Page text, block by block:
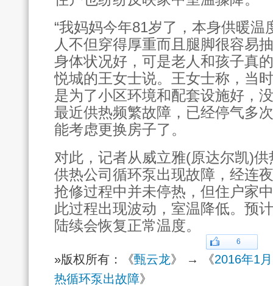
“我妈妈今年81岁了，本身供暖温
人不但穿得厚重而且腿脚很容易
身体状况好，可是老人和孩子真
悦城的王女士说。王女士称，当
是为了小区环境和配套设施好，
最近供热频繁故障，已经停气多
能考虑更换房子了。
对此，记者从威立雅(原达尔凯)
供热公司循环泵出现故障，经连
抢修过程中并未停热，但住户家
此过程出现波动，室温降低。预
陆续会恢复正常温度。
6
»版权所有：《甄云龙》 → 《2016年1
热循环泵出故障》